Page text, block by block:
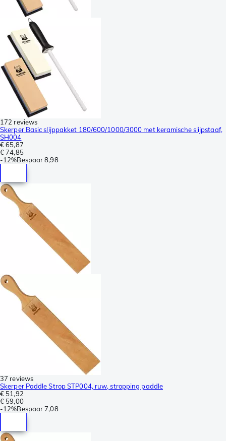
172 reviews
Skerper Basic slijppakket 180/600/1000/3000 met keramische slijpstaaf,
SH004
€ 65,87
€ 74,85
-12%Bespaar 8,98
37 reviews
Skerper Paddle Strop STP004, ruw, stropping paddle
€ 51,92
€ 59,00
-12%Bespaar 7,08